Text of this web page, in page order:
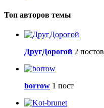
Топ авторов темы
ДругДорогой 2 постов
borrow 1 пост